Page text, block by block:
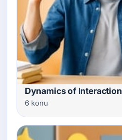
Dynamics of Interaction
6 konu